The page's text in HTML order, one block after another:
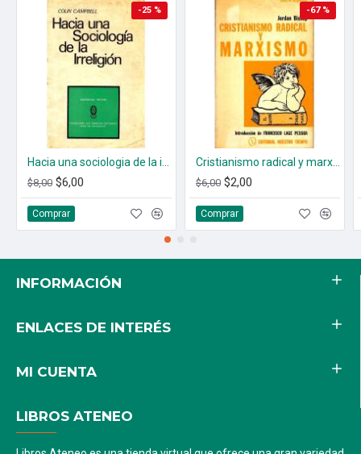
-25 %
$8,00 $6,00
Comprar
-67 %
$6,00 $2,00
Comprar
INFORMACIÓN
ENLACES DE INTERÉS
MI CUENTA
LIBROS ATENEO